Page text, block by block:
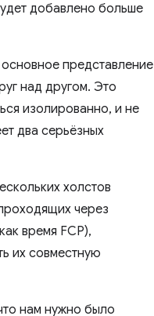
добавлено больше
основное представление
над другом. Это
изолированно, и не
два серьёзных
холстов
через
время FCP),
их совместную
нам нужно было